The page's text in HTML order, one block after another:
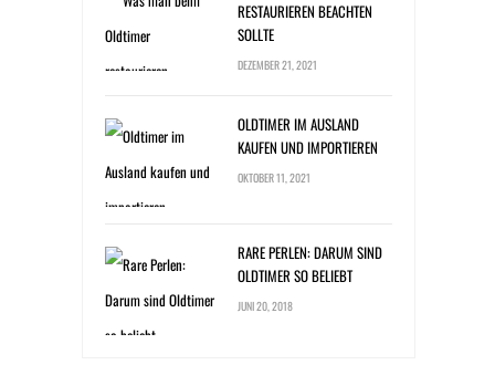
RESTAURIEREN BEACHTEN
SOLLTE
DEZEMBER 21, 2021
OLDTIMER IM AUSLAND
KAUFEN UND IMPORTIEREN
OKTOBER 11, 2021
RARE PERLEN: DARUM SIND
OLDTIMER SO BELIEBT
JUNI 20, 2018